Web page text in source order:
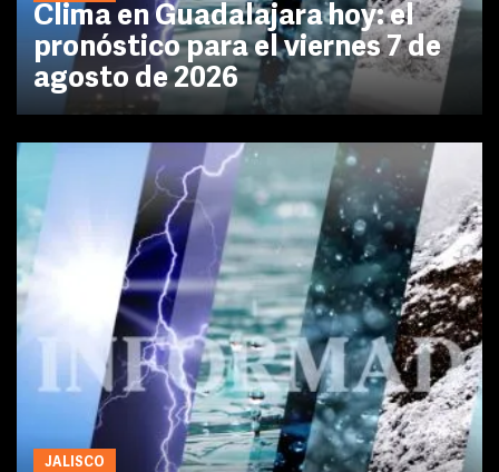
Clima en Guadalajara hoy: el
pronóstico para el viernes 7 de
agosto de 2026
JALISCO